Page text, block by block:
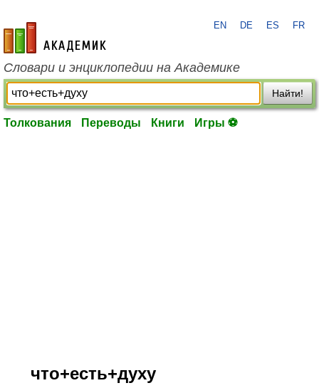
academic.ru
EN DE ES FR
Словари и энциклопедии на Академике
Найти!
Толкования Переводы Книги Игры ⚽
что+есть+духу